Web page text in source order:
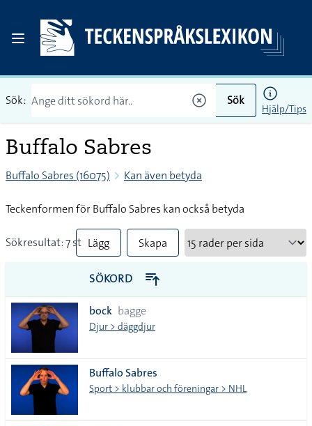
Sök: Sök
Hjälp/Tips
Buffalo Sabres
Buffalo Sabres (16075) Kan även betyda
Teckenformen för Buffalo Sabres kan också betyda
Sökresultat: 7 st Lägg
till
alla i
lista
Skapa
PDF
SÖKORD
bock bagge
Djur > däggdjur
Buffalo Sabres
Sport > klubbar och föreningar > NHL